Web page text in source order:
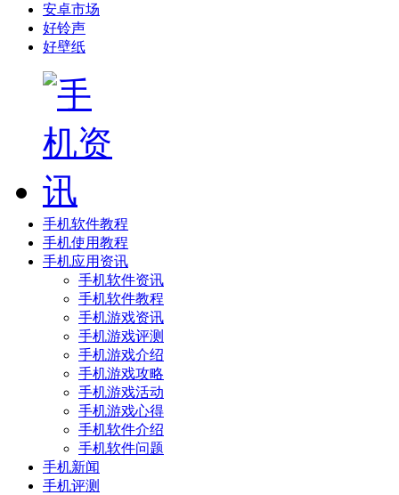
安卓市场
好铃声
好壁纸
手机软件教程
手机使用教程
手机应用资讯
手机软件资讯
手机软件教程
手机游戏资讯
手机游戏评测
手机游戏介绍
手机游戏攻略
手机游戏活动
手机游戏心得
手机软件介绍
手机软件问题
手机新闻
手机评测